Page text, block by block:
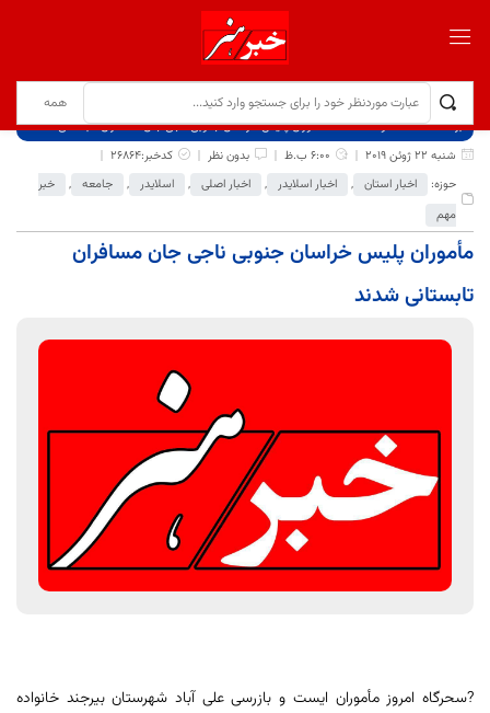
برگ نخست نوشته‌ها
️مأموران پلیس خراسان جنوبی ناجی جان مسافران تابستانی شدند
شنبه 22 ژوئن 2019
6:00 ب.ظ بدون نظر
کدخبر:26864
حوزه:
اخبار استان , اخبار اسلایدر , اخبار اصلی , اسلایدر , جامعه ,
خبر
مهم
️مأموران پلیس خراسان جنوبی ناجی جان مسافران
تابستانی شدند
?سحرگاه امروز مأموران ایست و بازرسی علی آباد شهرستان بیرجند خانواده